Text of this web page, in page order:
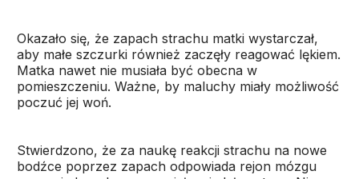
Okazało się, że zapach strachu matki wystarczał,
aby małe szczurki również zaczęły reagować lękiem.
Matka nawet nie musiała być obecna w
pomieszczeniu. Ważne, by maluchy miały możliwość
poczuć jej woń.
Stwierdzono, że za naukę reakcji strachu na nowe
bodźce poprzez zapach odpowiada rejon mózgu